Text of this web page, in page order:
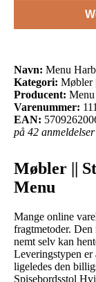
Navn: Menu
Kategori: Møbler
Producent: Menu
Varenummer:
EAN:
på 42 anmeldelser
Møbler ||
Menu
Mange online
fragtmetoder. Den
nemt selv kan
Leveringstypen er
ligeledes den
Spisebordsstol